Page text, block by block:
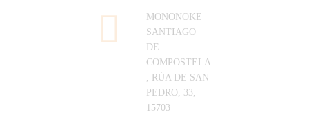
MONONOKE
SANTIAGO
DE
COMPOSTELA
, RÚA DE SAN
PEDRO, 33,
15703